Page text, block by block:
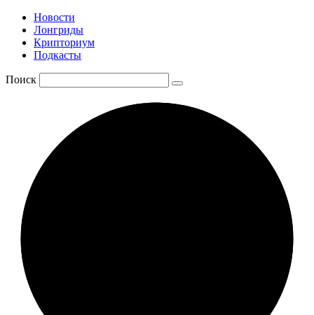
Новости
Лонгриды
Крипториум
Подкасты
Поиск